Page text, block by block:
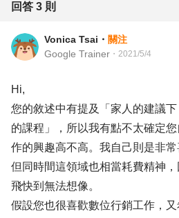
回答 3 則
Vonica Tsai ・ 關注
Google Trainer ・ 2021/5/4
Hi,
您的敘述中有提及「家人的建議
的課程」，所以我有點不太確定
作的興趣高不高。我自己則是非常
但同時間這領域也相當耗費精神
飛快到無法想像。
假設您也很喜歡數位行銷工作，